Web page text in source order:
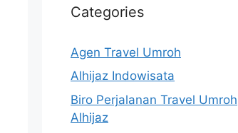
Categories
Agen Travel Umroh
Alhijaz Indowisata
Biro Perjalanan Travel Umroh
Alhijaz